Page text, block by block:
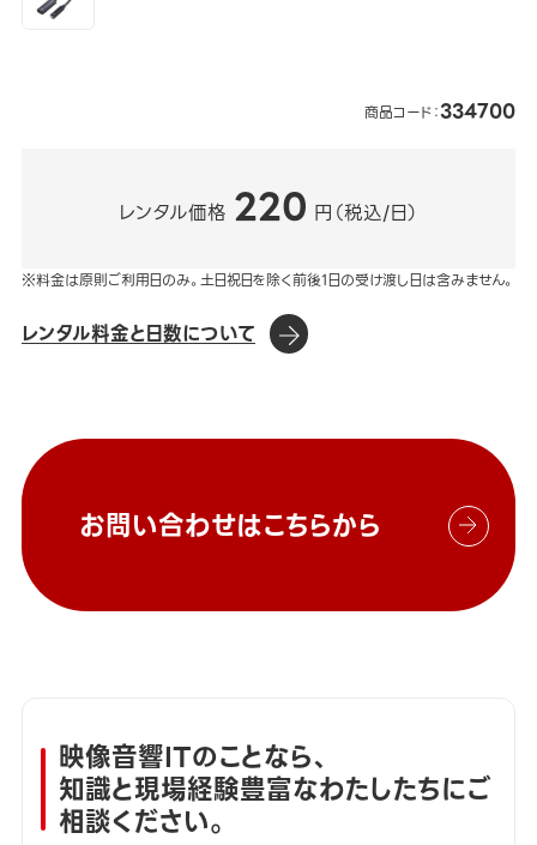
商品コード：334700
レンタル価格 220 円（税込/日）
※料金は原則ご利用日のみ。土日祝日を除く前後1日の受け渡し日は含みません。
レンタル料金と日数について
お問い合わせはこちらから
映像音響ITのことなら、
知識と現場経験豊富なわたしたちにご
相談ください。